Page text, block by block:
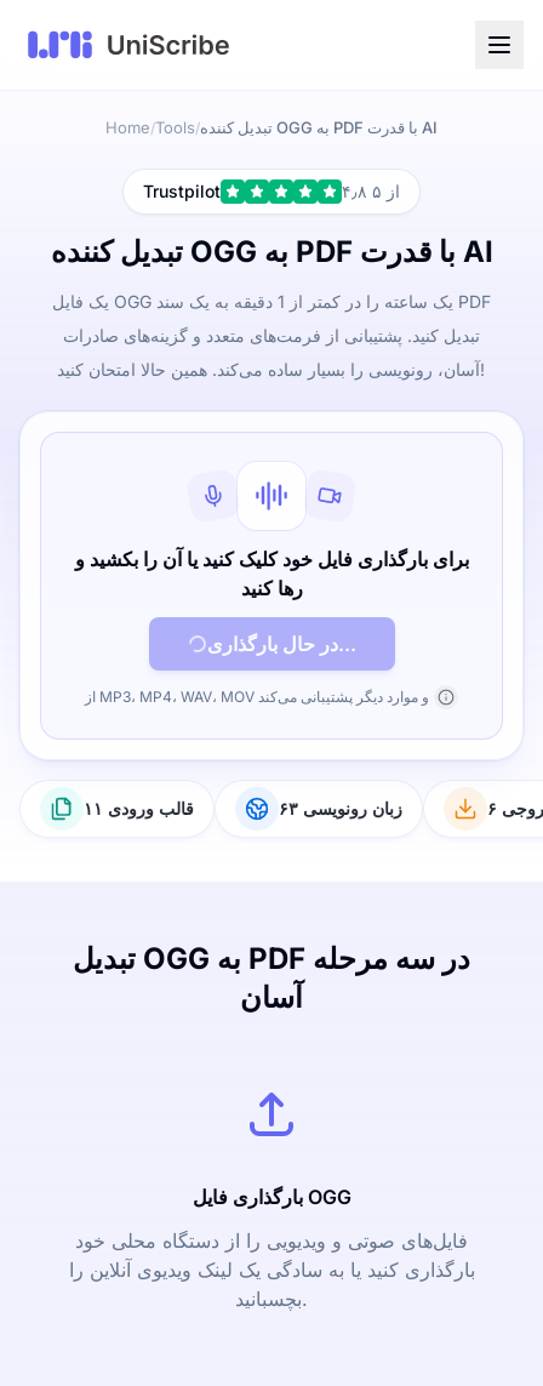
Home/Tools/ تبدیل کننده OGG به PDF با قدرت AI
Trustpilot ۴٫۸ از ۵
تبدیل کننده OGG به PDF با قدرت AI
یک فایل OGG یک ساعته را در کمتر از 1 دقیقه به یک سند PDF
تبدیل کنید. پشتیبانی از فرمت‌های متعدد و گزینه‌های صادرات
آسان، رونویسی را بسیار ساده می‌کند. همین حالا امتحان کنید!
برای بارگذاری فایل خود کلیک کنید یا آن را بکشید و
رها کنید
در حال بارگذاری...
از MP3، MP4، WAV، MOV و موارد دیگر پشتیبانی می‌کند
۱۱ قالب ورودی ۶۳ زبان رونویسی
تبدیل OGG به PDF در سه مرحله
آسان
بارگذاری فایل OGG
فایل‌های صوتی و ویدیویی را از دستگاه محلی خود
بارگذاری کنید یا به سادگی یک لینک ویدیوی آنلاین را
بچسبانید.